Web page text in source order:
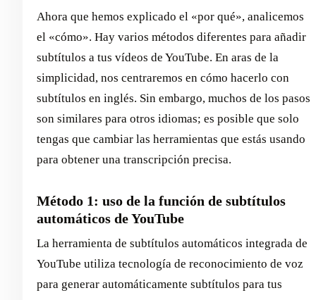
Ahora que hemos explicado el «por qué», analicemos
el «cómo». Hay varios métodos diferentes para añadir
subtítulos a tus vídeos de YouTube. En aras de la
simplicidad, nos centraremos en cómo hacerlo con
subtítulos en inglés. Sin embargo, muchos de los pasos
son similares para otros idiomas; es posible que solo
tengas que cambiar las herramientas que estás usando
para obtener una transcripción precisa.
Método 1: uso de la función de subtítulos
automáticos de YouTube
La herramienta de subtítulos automáticos integrada de
YouTube utiliza tecnología de reconocimiento de voz
para generar automáticamente subtítulos para tus